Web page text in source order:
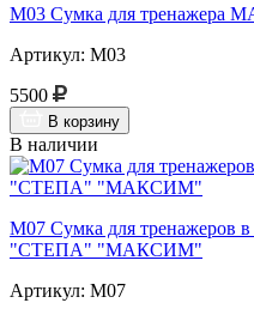
М03 Сумка для тренажера
Артикул: М03
5500
В корзину
В наличии
М07 Сумка для тренажеров
"СТЕПА" "МАКСИМ"
Артикул: М07